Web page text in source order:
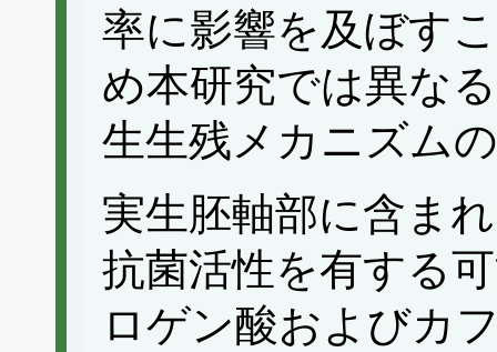
率に影響を及ぼす
め本研究では異な
生生残メカニズム
実生胚軸部に含ま
抗菌活性を有する
ロゲン酸およびカ